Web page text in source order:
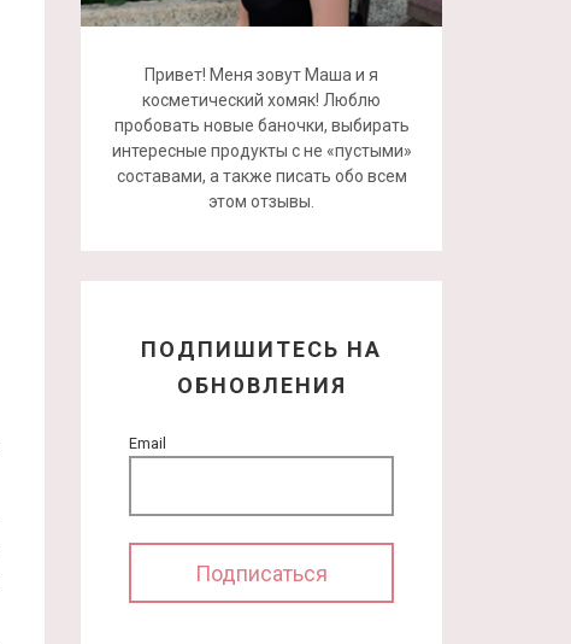
Привет! Меня зовут Маша и я
косметический хомяк! Люблю
пробовать новые баночки, выбирать
интересные продукты с не «пустыми»
составами, а также писать обо всем
этом отзывы.
ПОДПИШИТЕСЬ НА
ОБНОВЛЕНИЯ
Email